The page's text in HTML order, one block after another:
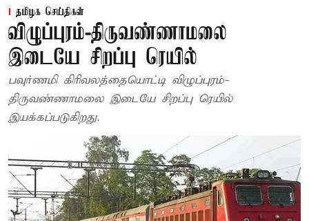
தமிழக செய்திகள்
விழுப்புரம்-திருவண்ணாமலை
இடையே சிறப்பு ரெயில்
பவுர்ணமி கிரிவலத்தையொட்டி விழுப்புரம்-
திருவண்ணாமலை இடையே சிறப்பு ரெயில்
இயக்கப்படுகிறது.